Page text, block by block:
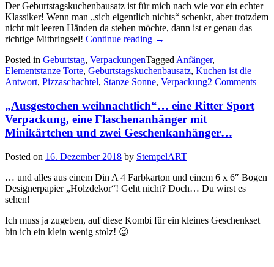
Der Geburtstagskuchenbausatz ist für mich nach wie vor ein echter
Klassiker! Wenn man „sich eigentlich nichts“ schenkt, aber trotzdem
nicht mit leeren Händen da stehen möchte, dann ist er genau das
richtige Mitbringsel! Continue reading „Statt
Worte
kommt
hier
Torte!
…“
→
Posted in Geburtstag, VerpackungenTagged Anfänger,
Elementstanze Torte, Geburtstagskuchenbausatz, Kuchen ist die
Antwort, Pizzaschachtel, Stanze Sonne, Verpackung2 Comments
„Ausgestochen weihnachtlich“… eine Ritter Sport
Verpackung, eine Flaschenanhänger mit
Minikärtchen und zwei Geschenkanhänger…
Posted on 16. Dezember 2018 by StempelART
… und alles aus einem Din A 4 Farbkarton und einem 6 x 6″ Bogen
Designerpapier „Holzdekor“! Geht nicht? Doch… Du wirst es
sehen!
Ich muss ja zugeben, auf diese Kombi für ein kleines Geschenkset
bin ich ein klein wenig stolz! 😉